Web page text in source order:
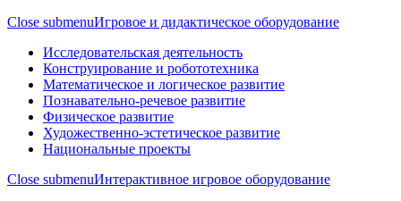
Close submenuИгровое и дидактическое оборудование
Исследовательская деятельность
Конструирование и робототехника
Математическое и логическое развитие
Познавательно-речевое развитие
Физическое развитие
Художественно-эстетическое развитие
Национальные проекты
Close submenuИнтерактивное игровое оборудование